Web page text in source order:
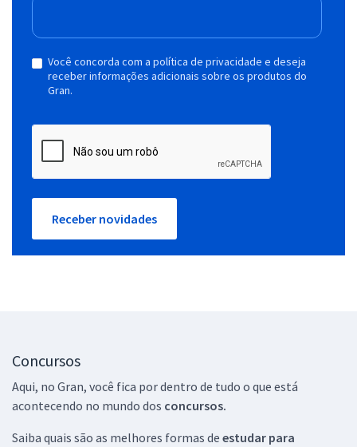
Você concorda com a política de privacidade e deseja
receber informações adicionais sobre os produtos do
Gran.
Receber novidades
Concursos
Aqui, no Gran, você fica por dentro de tudo o que está
acontecendo no mundo dos concursos.
Saiba quais são as melhores formas de estudar para